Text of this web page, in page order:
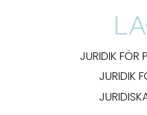
JURIDIK FÖR
JURIDIK